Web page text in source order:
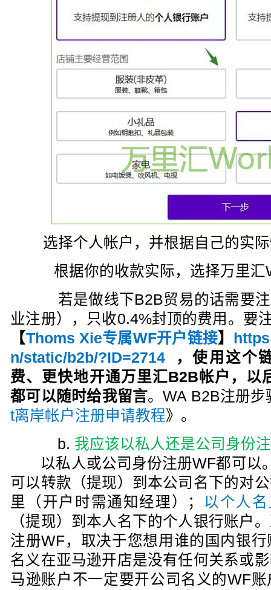
选择个人帐户，并根据自己的实
根据你的收款实际，选择万里
若是做线下B2B贸易的话需要注
业注册），只收0.4%封顶的费用。要
【Thoms Xie专属WF开户链接】
n/static/b2b/?ID=2714 ，使用这个
费、更快地开通万里汇B2B帐户，
都可以随时给我留言。WA B2B注册步
t离岸帐户注册申请教程》。
b. 我应该以私人还是公司身份
以私人或公司身份注册WF都可以
可以转款（提现）到本公司名下的对
里（开户时需通知经理）；
以个人
（提现）到本人名下的个人银行账户
注册WF，取决于您想用谁的国内银
名义在亚马逊开店是没有任何关系或
马逊账户不一定要开公司名义的WF